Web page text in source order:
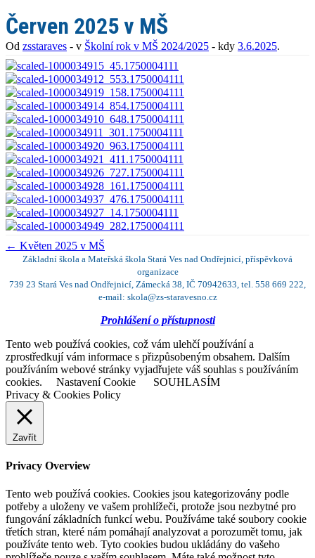
Červen 2025 v MŠ
Od zsstaraves - v Školní rok v MŠ 2024/2025 - kdy 3.6.2025.
← Květen 2025 v MŠ
Základní škola a Mateřská škola Stará Ves nad Ondřejnicí, příspěvková
organizace
739 23 Stará Ves nad Ondřejnicí, Zámecká 38, IČ 70942633, tel. 558 669 222,
e-mail: skola@zs-staravesno.cz
Prohlášení o přístupnosti
Tento web používá cookies, což vám ulehčí používání a
zprostředkují vám informace s přizpůsobeným obsahem. Dalším
používáním webové stránky vyjadřujete váš souhlas s používáním
cookies.
Nastavení Cookie
SOUHLASÍM
Privacy & Cookies Policy
Zavřít
Privacy Overview
Tento web používá cookies. Cookies jsou kategorizovány podle
potřeby a uloženy ve vašem prohlížeči, protože jsou nezbytné pro
fungování základních funkcí webu. Používáme také soubory cookie
třetích stran, které nám pomáhají analyzovat a porozumět tomu, jak
používáte tento web. Tyto cookies budou ukládány do vašeho